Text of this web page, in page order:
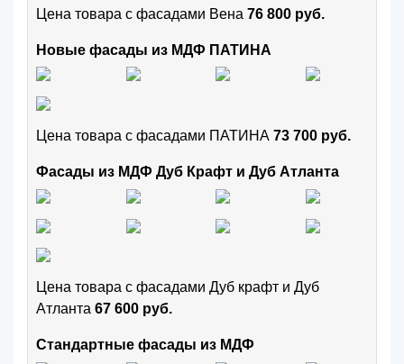
Цена товара с фасадами Вена 76 800 руб.
Новые фасады из МДФ ПАТИНА
Цена товара с фасадами ПАТИНА 73 700 руб.
Фасады из МДФ Дуб Крафт и Дуб Атланта
Цена товара с фасадами Дуб крафт и Дуб
Атланта 67 600 руб.
Стандартные фасады из МДФ